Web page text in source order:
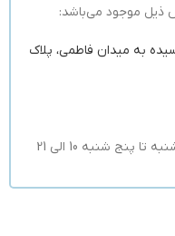
ذیل موجود می‌باشد:
به میدان فاطمی، پلاک
ساعت مراجعه حضوری در روزهای کاری شنبه تا پنج شنبه 10 الی 21